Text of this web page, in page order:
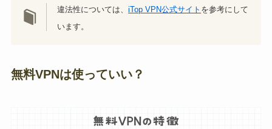
違法性については、iTop VPN公式サイト を参考にして
います。
無料VPNは使っていい？